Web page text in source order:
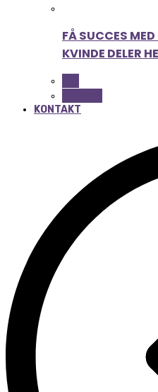
FÅ SUCCES
KVINDE DELER
KONTAKT